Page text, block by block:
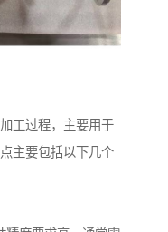
工过程，主要用于
主要包括以下几个